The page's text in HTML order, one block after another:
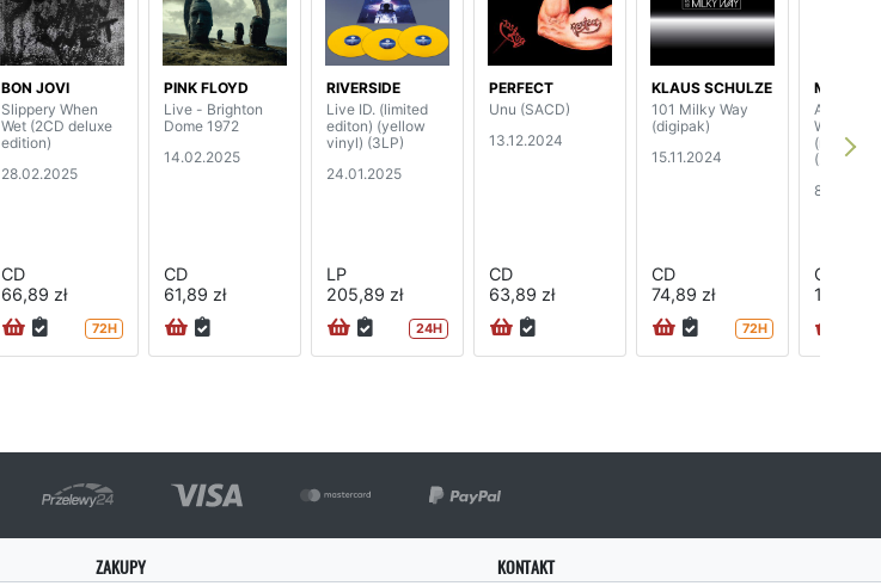
BON JOVI
Slippery When
Wet (2CD deluxe
edition)
28.02.2025
CD
66,89 zł
72H
PINK FLOYD
Live - Brighton
Dome 1972
14.02.2025
CD
61,89 zł
RIVERSIDE
Live ID. (limited
editon) (yellow
vinyl) (3LP)
24.01.2025
LP
205,89 zł
24H
PERFECT
Unu (SACD)
13.12.2024
CD
63,89 zł
KLAUS SCHULZE
101 Milky Way
(digipak)
15.11.2024
CD
74,89 zł
72H
MIDGE
A Man Of
Worlds
(2CD)
8.05.2026
CD
157,89
ZAKUPY KONTAKT